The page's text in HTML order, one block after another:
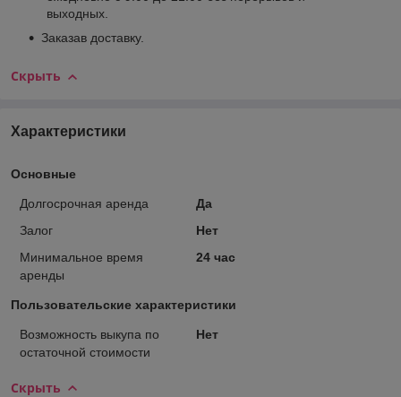
выходных.
Заказав доставку.
Скрыть
Характеристики
Основные
Долгосрочная аренда
Да
Залог
Нет
Минимальное время
аренды
24 час
Пользовательские характеристики
Возможность выкупа по
остаточной стоимости
Нет
Скрыть